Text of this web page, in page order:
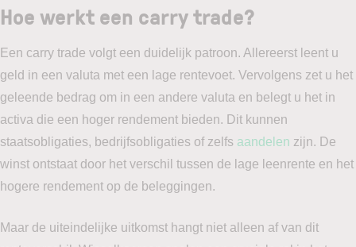
Hoe werkt een carry trade?
Een carry trade volgt een duidelijk patroon. Allereerst leent u
geld in een valuta met een lage rentevoet. Vervolgens zet u het
geleende bedrag om in een andere valuta en belegt u het in
activa die een hoger rendement bieden. Dit kunnen
staatsobligaties, bedrijfsobligaties of zelfs aandelen zijn. De
winst ontstaat door het verschil tussen de lage leenrente en het
hogere rendement op de beleggingen.
Maar de uiteindelijke uitkomst hangt niet alleen af van dit